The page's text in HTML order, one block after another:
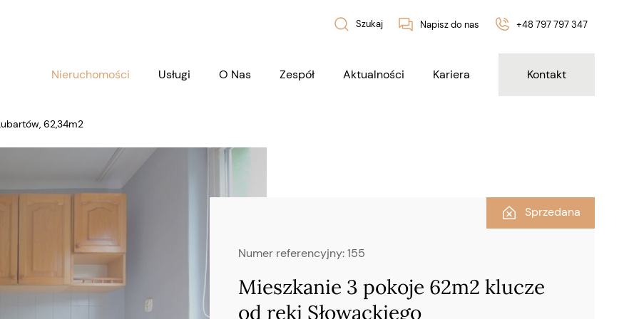
Szukaj Napisz do nas +48 797 797 347
Nieruchomości Usługi O Nas Zespół Aktualności Kariera Kontakt
62,34m2
Sprzedana
Numer referencyjny:155
Mieszkanie 3 pokoje 62m2 klucze
od ręki Słowackiego